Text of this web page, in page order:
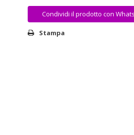
Condividi il prodotto con
Stampa